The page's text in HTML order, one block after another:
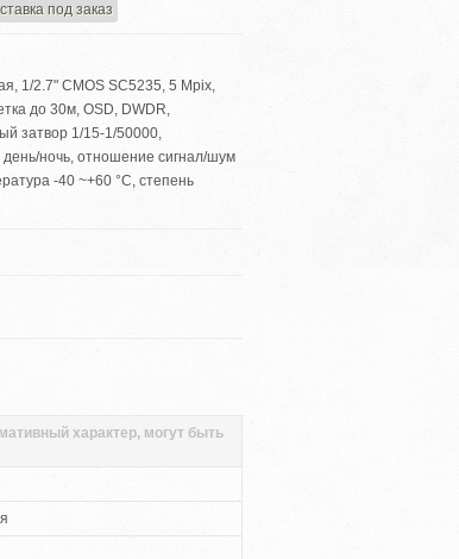
под заказ
1/2.7" CMOS SC5235, 5 Mpix,
до 30м, OSD, DWDR,
затвор 1/15-1/50000,
ночь, отношение сигнал/шум
-40 ~+60 °С, степень
характер, могут быть